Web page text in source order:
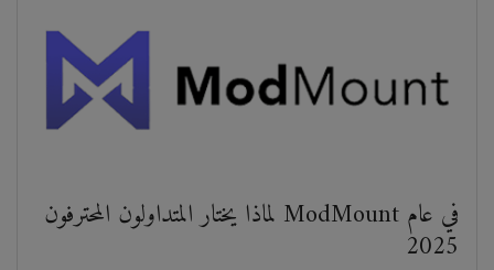
لماذا يختار المتداولون المحترفون ModMount في عام
2025